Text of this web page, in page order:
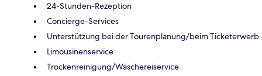
24-Stunden-Rezeption
Concierge-Services
Unterstützung bei der Tourenplanung/beim Ticketerwerb
Limousinenservice
Trockenreinigung/Wäschereiservice